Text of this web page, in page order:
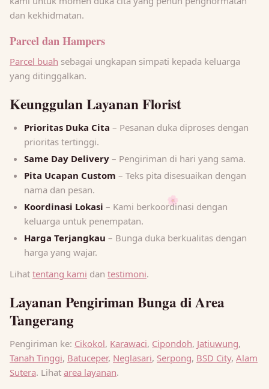
🌸
dan kekhidmatan.
Parcel dan Hampers
Parcel buah sebagai ungkapan simpati kepada keluarga
yang ditinggalkan.
Keunggulan Layanan Florist
Prioritas Duka Cita – Pesanan duka diproses dengan
prioritas tertinggi.
Same Day Delivery – Pengiriman di hari yang sama.
Pita Ucapan Custom – Teks pita disesuaikan dengan
nama dan pesan.
Koordinasi Lokasi – Kami berkoordinasi dengan
keluarga untuk penempatan.
Harga Terjangkau – Bunga duka berkualitas dengan
harga yang wajar.
Lihat tentang kami dan testimoni.
Layanan Pengiriman Bunga di Area
Tangerang
Pengiriman ke: Cikokol, Karawaci, Cipondoh, Jatiuwung,
Tanah Tinggi, Batuceper, Neglasari, Serpong, BSD City, Alam
Sutera. Lihat area layanan.